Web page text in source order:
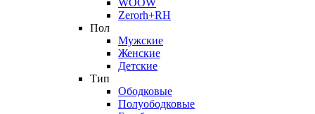
WOOW
Zerorh+RH
Пол
Мужские
Женские
Детские
Тип
Ободковые
Полуободковые